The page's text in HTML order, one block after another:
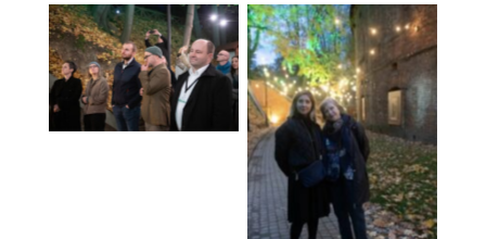
Brak podpisu
Brak podpisu